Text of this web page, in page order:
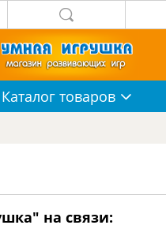
Каталог товаров
на связи: